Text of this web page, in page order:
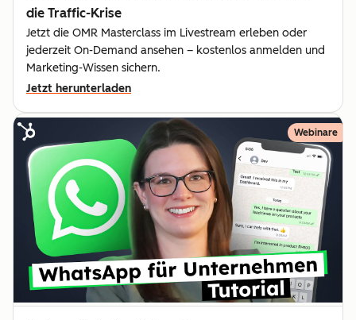
die Traffic-Krise
Jetzt die OMR Masterclass im Livestream erleben oder
jederzeit On-Demand ansehen – kostenlos anmelden und
Marketing-Wissen sichern.
Jetzt herunterladen
Webinare